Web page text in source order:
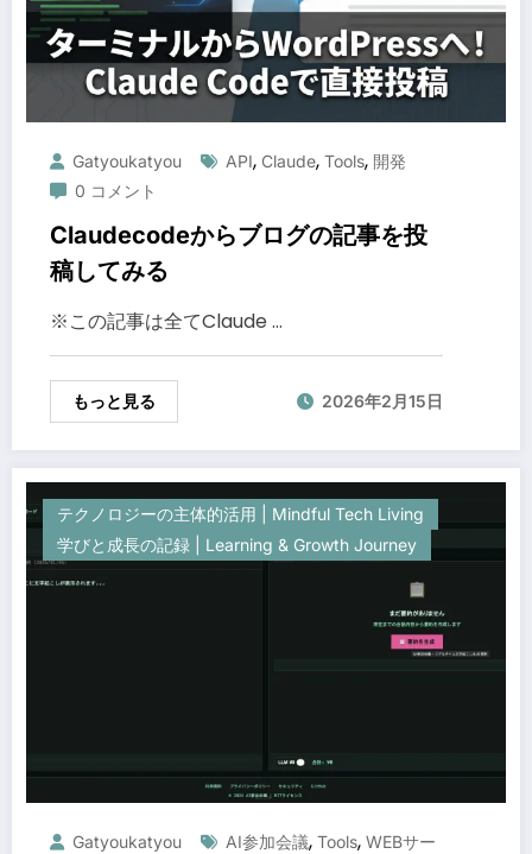
Gatyoukatyou API, Claude, Tools, 開発
0 コメント
Claudecodeからブログの記事を投
稿してみる
※この記事は全てClaude …
もっと見る 2026年2月15日
テクノロジーの主体的活用 | Mindful Tech Living
学びと成長の記録 | Learning & Growth Journey
Gatyoukatyou AI参加会議, Tools, WEBサー